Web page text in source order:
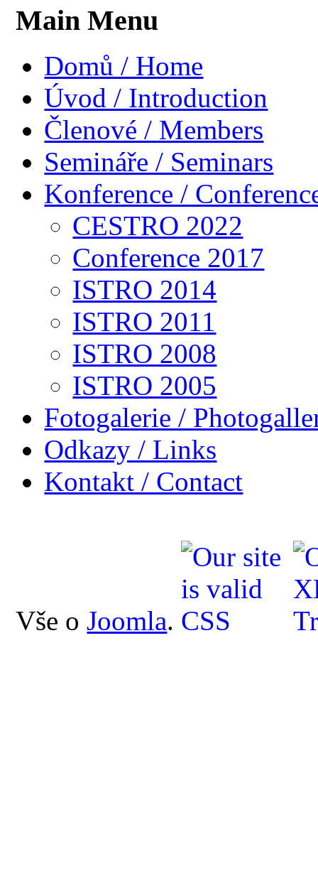
Main Menu
Domů / Home
Úvod / Introduction
Členové / Members
Semináře / Seminars
Konference /
CESTRO 2022
Conference 2017
ISTRO 2014
ISTRO 2011
ISTRO 2008
ISTRO 2005
Fotogalerie /
Odkazy / Links
Kontakt / Contact
Vše oJoomla.